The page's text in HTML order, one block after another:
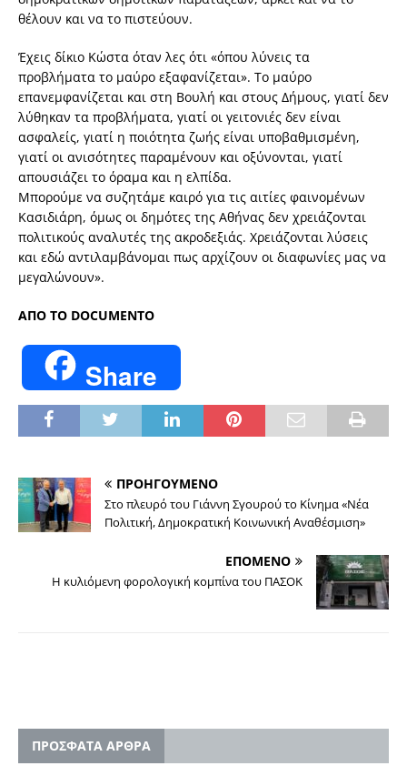
θέλουν και να το πιστεύουν.
Έχεις δίκιο Κώστα όταν λες ότι «όπου λύνεις τα
προβλήματα το μαύρο εξαφανίζεται». Το μαύρο
επανεμφανίζεται και στη Βουλή και στους Δήμους, γιατί δεν
λύθηκαν τα προβλήματα, γιατί οι γειτονιές δεν είναι
ασφαλείς, γιατί η ποιότητα ζωής είναι υποβαθμισμένη,
γιατί οι ανισότητες παραμένουν και οξύνονται, γιατί
απουσιάζει το όραμα και η ελπίδα.
Μπορούμε να συζητάμε καιρό για τις αιτίες φαινομένων
Κασιδιάρη, όμως οι δημότες της Αθήνας δεν χρειάζονται
πολιτικούς αναλυτές της ακροδεξιάς. Χρειάζονται λύσεις
και εδώ αντιλαμβάνομαι πως αρχίζουν οι διαφωνίες μας να
μεγαλώνουν».
AΠΟ ΤΟ DOCUMENTO
Share
ΠΡΟΗΓΟΥΜΕΝΟ
Στο πλευρό του Γιάννη Σγουρού το Κίνημα «Νέα
Πολιτική, Δημοκρατική Κοινωνική Αναθέσμιση»
ΕΠΟΜΕΝΟ
Η κυλιόμενη φορολογική κομπίνα του ΠΑΣΟΚ
ΠΡΟΣΦΑΤΑ ΑΡΘΡΑ